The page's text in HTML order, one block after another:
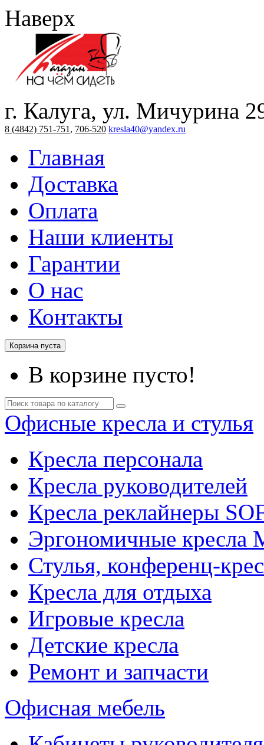
Наверх
г. Калуга, ул. Мичурина
8 (4842) 751-751 , 706-520 kresla40@yandex.ru
Главная
Доставка
Оплата
Наши клиенты
Гарантии
О нас
Контакты
Корзина пуста
В корзине пусто!
Офисные кресла и стулья
Кресла персонала
Кресла руководителей
Кресла реклайнеры
Эргономичные
Стулья, конференц-
Кресла для отдыха
Игровые кресла
Детские кресла
Ремонт и запчасти
Офисная мебель